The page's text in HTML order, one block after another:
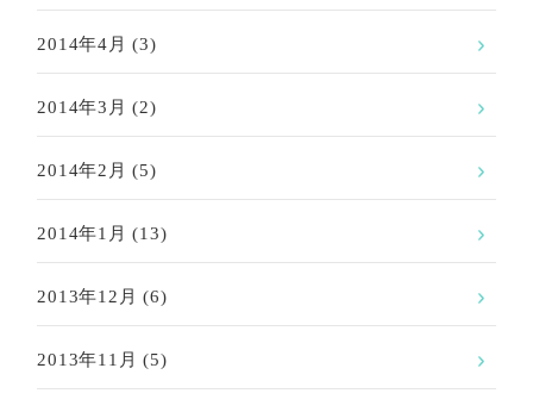
2014年4月 (3)
2014年3月 (2)
2014年2月 (5)
2014年1月 (13)
2013年12月 (6)
2013年11月 (5)